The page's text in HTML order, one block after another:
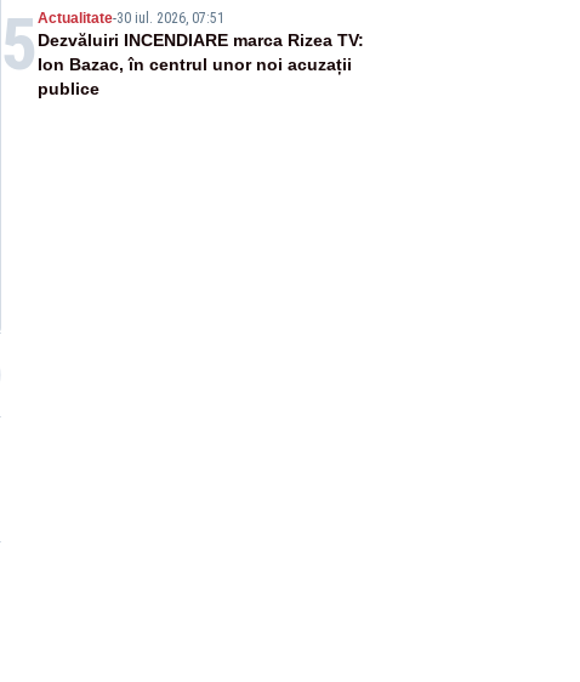
5 Actualitate-30 iul. 2026, 07:51
Dezvăluiri INCENDIARE marca Rizea TV:
Ion Bazac, în centrul unor noi acuzații
publice